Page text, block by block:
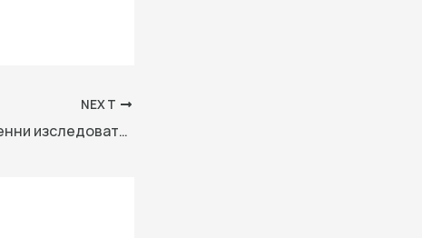
NEXT
Китайските военни изследователи се стремят да привлекат уроци по електронна война от Украйна